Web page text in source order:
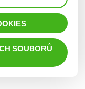
SOUBORŮ